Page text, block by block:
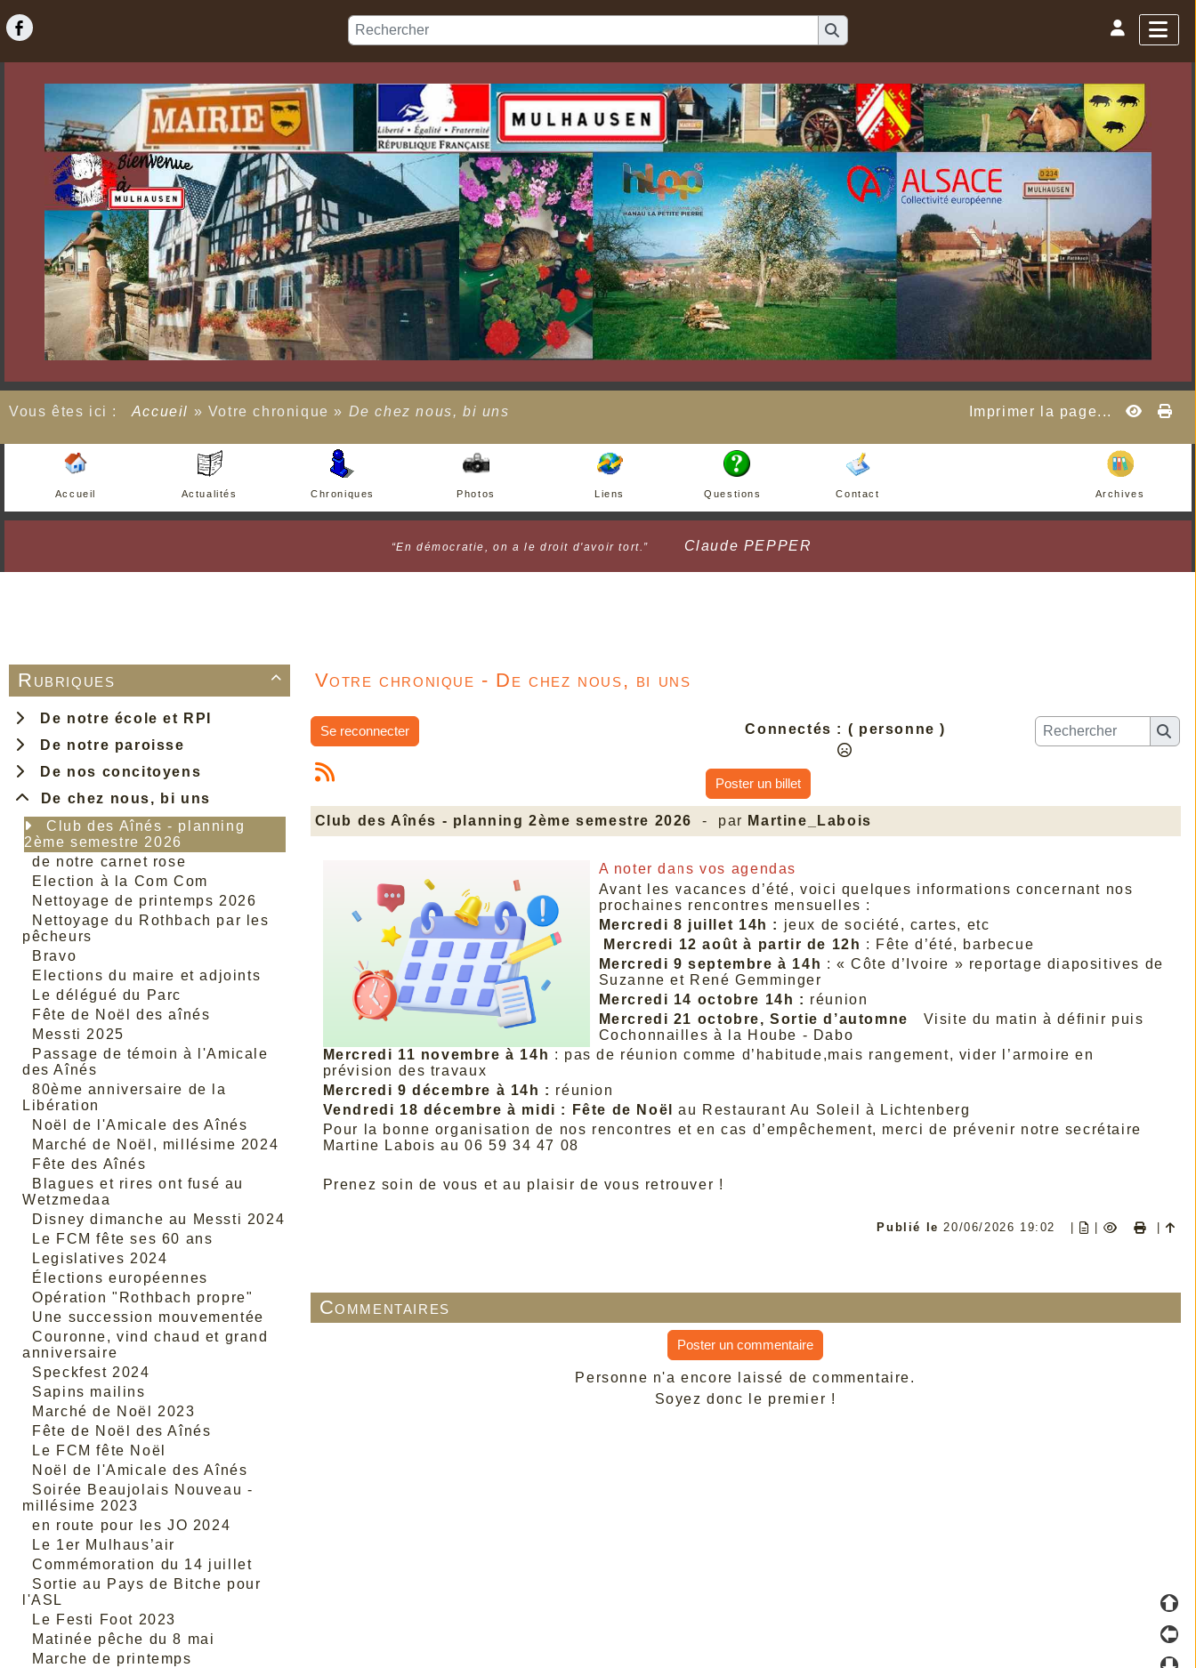
Vous êtes ici : Accueil » Votre chronique » De chez nous, bi uns Imprimer la page...
Accueil Actualités Chroniques Photos Liens Questions Contact Archives
“En démocratie, on a le droit d'avoir tort.” Claude PEPPER

Rubriques
De notre école et RPI
De notre paroisse
De nos concitoyens
De chez nous, bi uns
Club des Aînés - planning
2ème semestre 2026
de notre carnet rose
Election à la Com Com
Nettoyage de printemps 2026
Nettoyage du Rothbach par les
pêcheurs
Bravo
Elections du maire et adjoints
Le délégué du Parc
Fête de Noël des aînés
Messti 2025
Passage de témoin à l'Amicale
des Aînés
80ème anniversaire de la
Libération
Noël de l'Amicale des Aînés
Marché de Noël, millésime 2024
Fête des Aînés
Blagues et rires ont fusé au
Wetzmedaa
Disney dimanche au Messti 2024
Le FCM fête ses 60 ans
Legislatives 2024
Élections européennes
Opération "Rothbach propre"
Une succession mouvementée
Couronne, vind chaud et grand
anniversaire
Speckfest 2024
Sapins mailins
Marché de Noël 2023
Fête de Noël des Aînés
Le FCM fête Noël
Noël de l'Amicale des Aînés
Soirée Beaujolais Nouveau -
millésime 2023
en route pour les JO 2024
Le 1er Mulhaus’air
Commémoration du 14 juillet
Sortie au Pays de Bitche pour
l'ASL
Le Festi Foot 2023
Matinée pêche du 8 mai
Marche de printemps
Votre chronique - De chez nous, bi uns
Se reconnecter Connectés : ( personne )
Poster un billet
Club des Aînés - planning 2ème semestre 2026 - par Martine_Labois
A noter dans vos agendas
Avant les vacances d’été, voici quelques informations concernant nos
prochaines rencontres mensuelles :
Mercredi 8 juillet 14h : jeux de société, cartes, etc
Mercredi 12 août à partir de 12h : Fête d’été, barbecue
Mercredi 9 septembre à 14h : « Côte d’Ivoire » reportage diapositives de
Suzanne et René Gemminger
Mercredi 14 octobre 14h : réunion
Mercredi 21 octobre, Sortie d’automne Visite du matin à définir puis
Cochonnailles à la Hoube - Dabo
Mercredi 11 novembre à 14h : pas de réunion comme d’habitude,mais rangement, vider l’armoire en
prévision des travaux
Mercredi 9 décembre à 14h : réunion
Vendredi 18 décembre à midi : Fête de Noëlau Restaurant Au Soleil à Lichtenberg
Pour la bonne organisation de nos rencontres et en cas d’empêchement, merci de prévenir notre secrétaire
Martine Labois au 06 59 34 47 08
Prenez soin de vous et au plaisir de vous retrouver !
Publié le20/06/2026 19:02 |
Commentaires
Poster un commentaire
Personne n'a encore laissé de commentaire.
Soyez donc le premier !